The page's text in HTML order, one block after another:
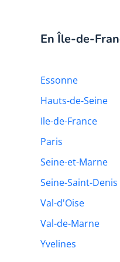
En Île-de-
Essonne
Hauts-de-Seine
Ile-de-France
Paris
Seine-et-Marne
Seine-Saint-Denis
Val-d'Oise
Val-de-Marne
Yvelines